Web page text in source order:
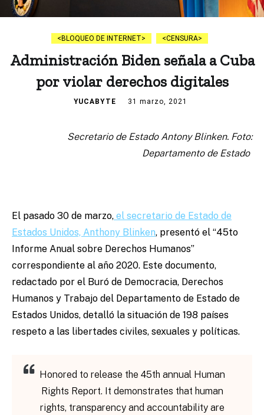
BLOQUEO DE INTERNET CENSURA
Administración Biden señala a Cuba
por violar derechos digitales
YUCABYTE 31 marzo, 2021
Secretario de Estado Antony Blinken. Foto:
Departamento de Estado
El pasado 30 de marzo, el secretario de Estado de
Estados Unidos, Anthony Blinken, presentó el “45to
Informe Anual sobre Derechos Humanos”
correspondiente al año 2020. Este documento,
redactado por el Buró de Democracia, Derechos
Humanos y Trabajo del Departamento de Estado de
Estados Unidos, detalló la situación de 198 países
respeto a las libertades civiles, sexuales y políticas.
Honored to release the 45th annual Human
Rights Report. It demonstrates that human
rights, transparency and accountability are